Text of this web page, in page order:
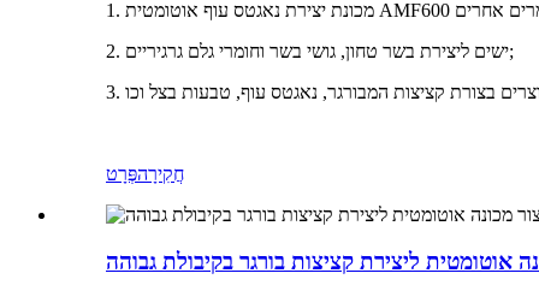
2. ישים ליצירת בשר טחון, גושי בשר וחומרי גלם גרגיריים;
חֲקִירָהפְּרָט
אוטומטית ליצירת קציצות בורגר בקיבולת גבוהה